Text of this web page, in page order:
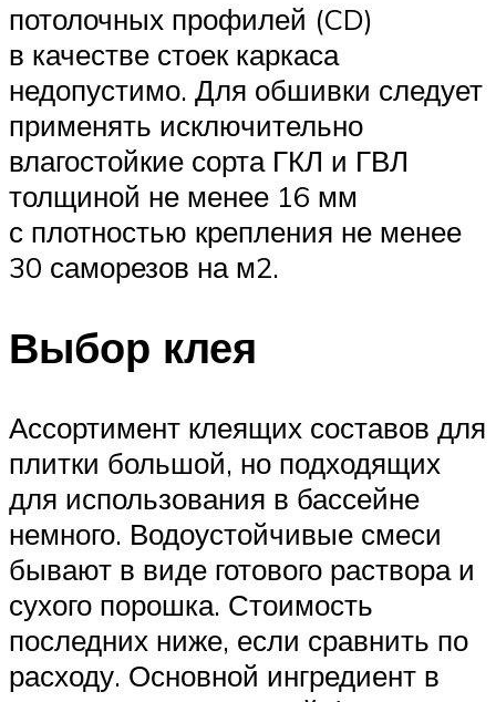
потолочных профилей (CD)
в качестве стоек каркаса
недопустимо. Для обшивки следует
применять исключительно
влагостойкие сорта ГКЛ и ГВЛ
толщиной не менее 16 мм
с плотностью крепления не менее
30 саморезов на м2.
Выбор клея
Ассортимент клеящих составов для
плитки большой, но подходящих
для использования в бассейне
немного. Водоустойчивые смеси
бывают в виде готового раствора и
сухого порошка. Стоимость
последних ниже, если сравнить по
расходу. Основной ингредиент в